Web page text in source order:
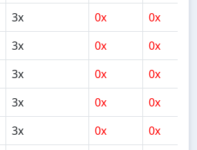
3x 0x
0x
3x 0x
0x
3x 0x
0x
3x 0x
0x
3x 0x
0x